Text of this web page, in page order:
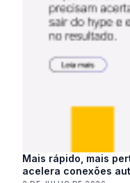
Mais rápido, mais
acelera conexões